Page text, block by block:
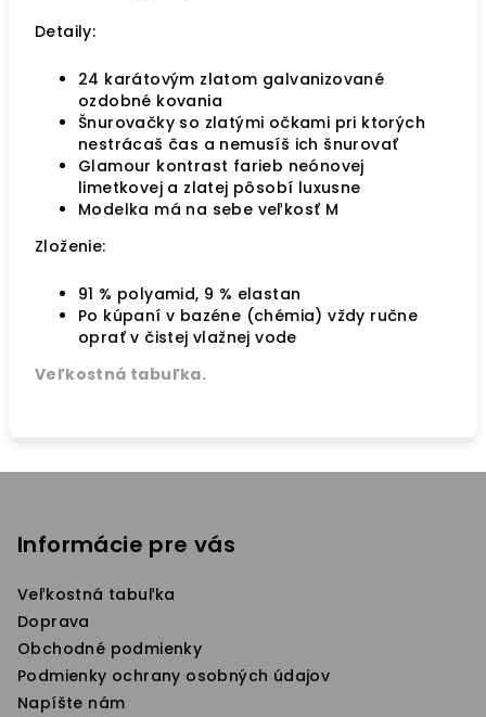
Detaily:
24 karátovým zlatom galvanizované
ozdobné kovania
Šnurovačky so zlatými očkami pri ktorých
nestrácaš čas a nemusíš ich šnurovať
Glamour kontrast farieb neónovej
limetkovej a zlatej pôsobí luxusne
Modelka má na sebe veľkosť M
Zloženie:
91 % polyamid, 9 % elastan
Po kúpaní v bazéne (chémia) vždy ručne
oprať v čistej vlažnej vode
Veľkostná tabuľka.
Informácie pre vás
Veľkostná tabuľka
Doprava
Obchodné podmienky
Podmienky ochrany osobných údajov
Napíšte nám